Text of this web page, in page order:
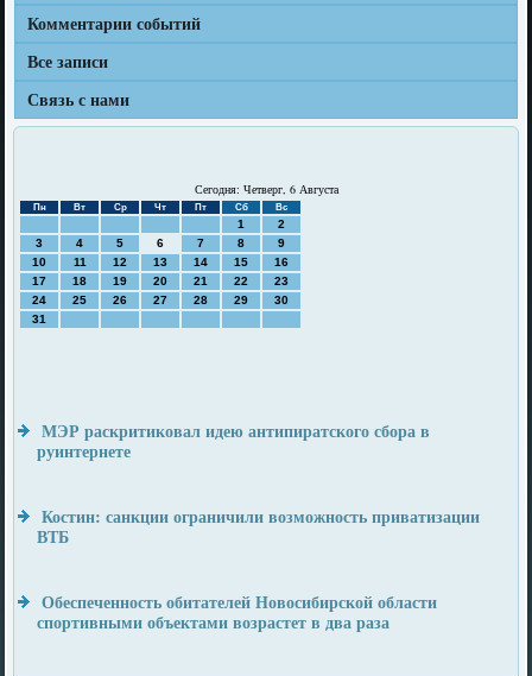
Комментарии событий
Все записи
Связь с нами
Сегодня: Четверг, 6 Августа
Пн Вт Ср Чт Пт Сб Вс
1
2
3
4 5 6 7 8
9
10
11 12 13 14 15
16
17
18 19 20 21 22
23
24
25 26 27 28 29
30
31
МЭР раскритиковал идею антипиратского сбора в
руинтернете
Костин: санкции ограничили возможность приватизации
ВТБ
Обеспеченность обитателей Новосибирской области
спортивными объектами возрастет в два раза